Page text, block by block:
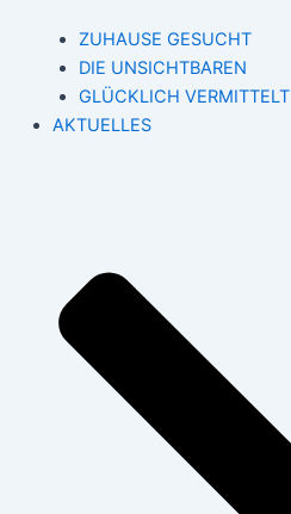
ZUHAUSE GESUCHT
DIE UNSICHTBAREN
GLÜCKLICH VERMITTELT
AKTUELLES